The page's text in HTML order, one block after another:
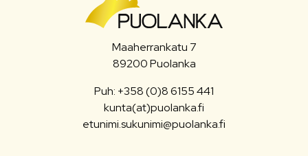
Maaherrankatu 7
89200 Puolanka
Puh: +358 (0)8 6155 441
kunta(at)puolanka.fi
etunimi.sukunimi@puolanka.fi